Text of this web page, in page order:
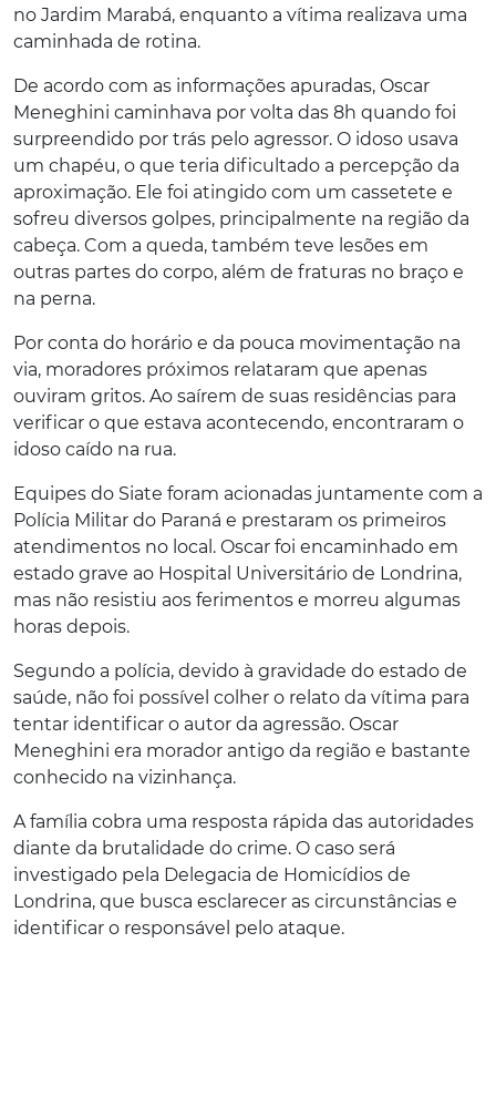
no Jardim Marabá, enquanto a vítima realizava uma
caminhada de rotina.
De acordo com as informações apuradas, Oscar
Meneghini caminhava por volta das 8h quando foi
surpreendido por trás pelo agressor. O idoso usava
um chapéu, o que teria dificultado a percepção da
aproximação. Ele foi atingido com um cassetete e
sofreu diversos golpes, principalmente na região da
cabeça. Com a queda, também teve lesões em
outras partes do corpo, além de fraturas no braço e
na perna.
Por conta do horário e da pouca movimentação na
via, moradores próximos relataram que apenas
ouviram gritos. Ao saírem de suas residências para
verificar o que estava acontecendo, encontraram o
idoso caído na rua.
Equipes do Siate foram acionadas juntamente com a
Polícia Militar do Paraná e prestaram os primeiros
atendimentos no local. Oscar foi encaminhado em
estado grave ao Hospital Universitário de Londrina,
mas não resistiu aos ferimentos e morreu algumas
horas depois.
Segundo a polícia, devido à gravidade do estado de
saúde, não foi possível colher o relato da vítima para
tentar identificar o autor da agressão. Oscar
Meneghini era morador antigo da região e bastante
conhecido na vizinhança.
A família cobra uma resposta rápida das autoridades
diante da brutalidade do crime. O caso será
investigado pela Delegacia de Homicídios de
Londrina, que busca esclarecer as circunstâncias e
identificar o responsável pelo ataque.